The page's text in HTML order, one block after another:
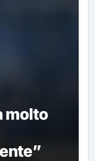
molto